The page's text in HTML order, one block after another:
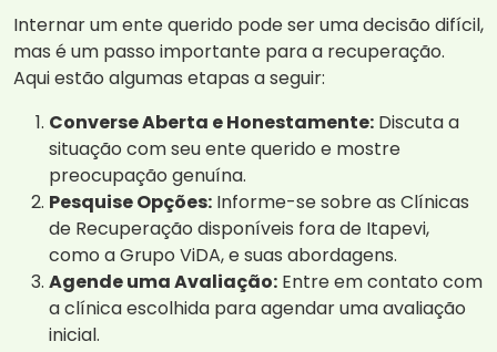
Internar um ente querido pode ser uma decisão difícil,
mas é um passo importante para a recuperação.
Aqui estão algumas etapas a seguir:
Converse Aberta e Honestamente: Discuta a
situação com seu ente querido e mostre
preocupação genuína.
Pesquise Opções: Informe-se sobre as Clínicas
de Recuperação disponíveis fora de Itapevi,
como a Grupo ViDA, e suas abordagens.
Agende uma Avaliação: Entre em contato com
a clínica escolhida para agendar uma avaliação
inicial.